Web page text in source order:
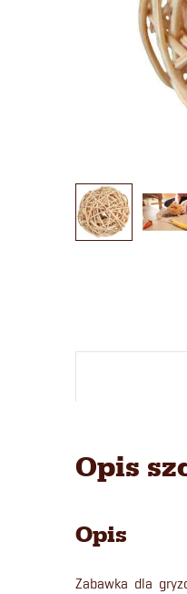
Opis
Opis
Zabawka dla